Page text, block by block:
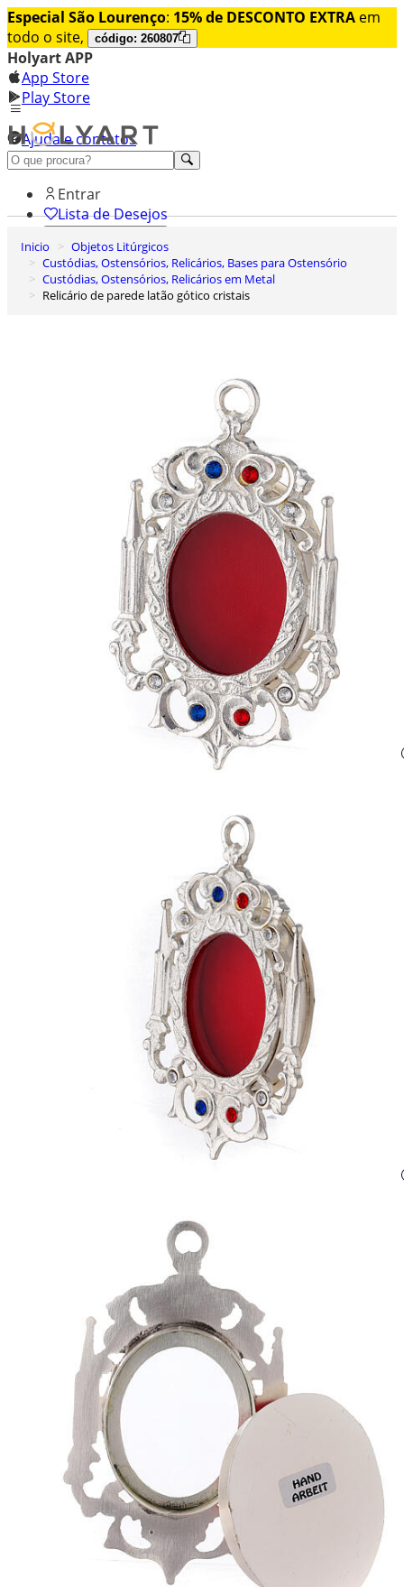
Especial São Lourenço: 15% de DESCONTO EXTRA em
todo o site,
código: 260807
Holyart APP
App Store
Play Store
Ajuda e contatos
Conheça premium
Entrar
Lista de Desejos
0
Carrinho de Compras
Inicio
Objetos Litúrgicos
Custódias, Ostensórios, Relicários, Bases para Ostensório
Custódias, Ostensórios, Relicários em Metal
Relicário de parede latão gótico cristais